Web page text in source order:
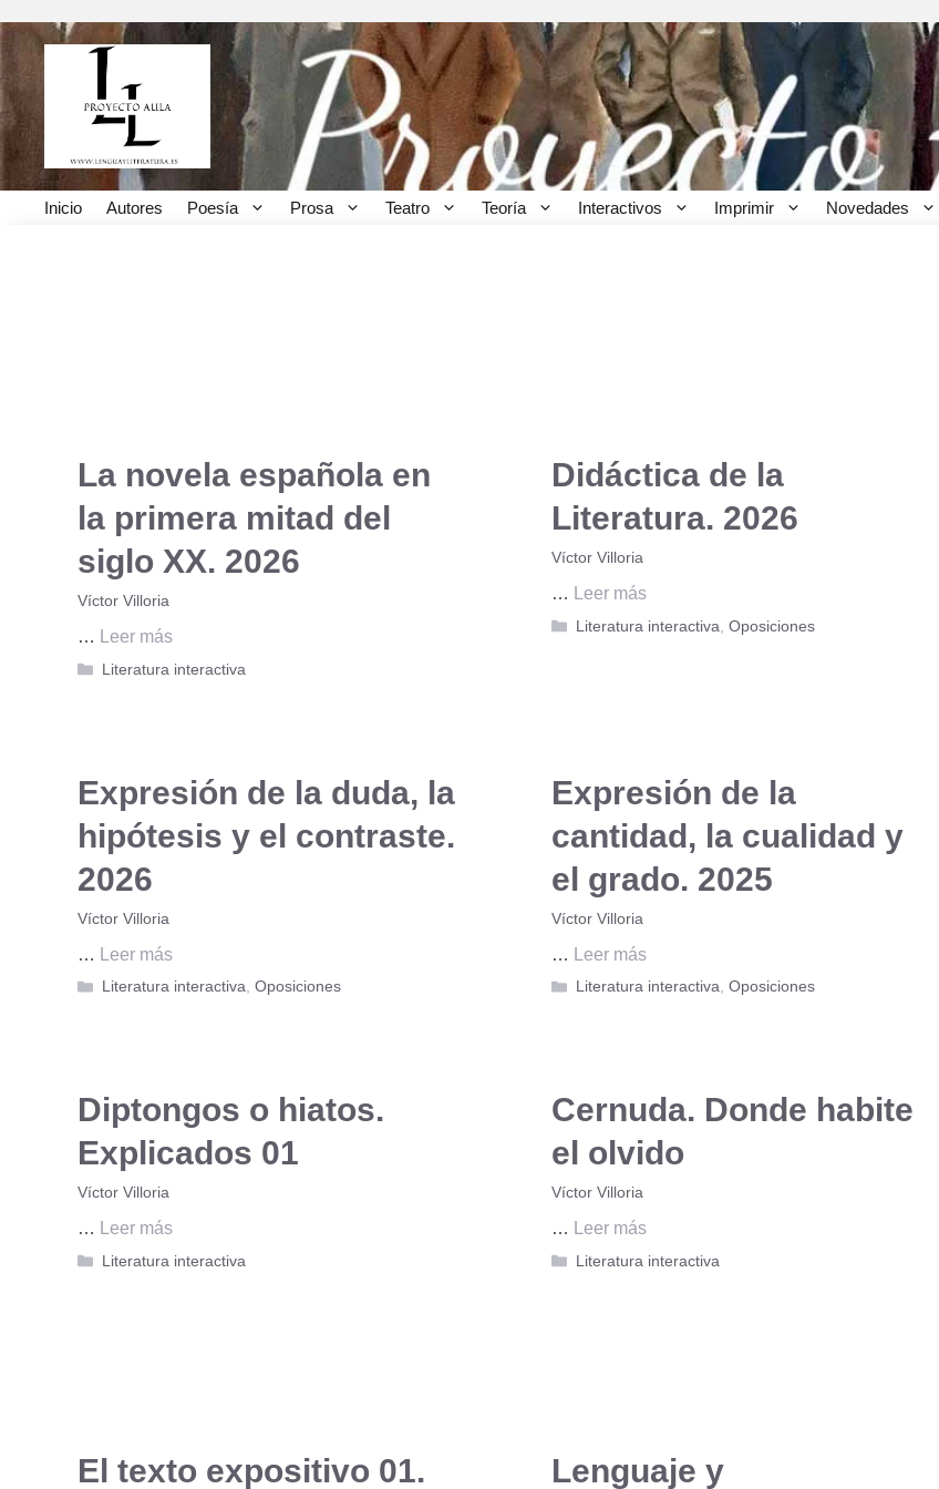
contenido
Inicio Autores Poesía Prosa Teatro Teoría Interactivos Imprimir Novedades
La novela española en
la primera mitad del
siglo XX. 2026
Víctor Villoria
… Leer más
Categorías
Literatura interactiva
Didáctica de la
Literatura. 2026
Víctor Villoria
… Leer más
Categorías
Literatura interactiva ,Oposiciones
Expresión de la duda, la
hipótesis y el contraste.
2026
Víctor Villoria
… Leer más
Categorías
Literatura interactiva, Oposiciones
Expresión de la
cantidad, la cualidad y
el grado. 2025
Víctor Villoria
… Leer más
Categorías
Literatura interactiva,Oposiciones
Diptongos o hiatos.
Explicados 01
Víctor Villoria
… Leer más
Categorías
Literatura interactiva
Cernuda. Donde habite
el olvido
Víctor Villoria
… Leer más
Categorías
Literatura interactiva
El texto expositivo 01. Lenguaje y